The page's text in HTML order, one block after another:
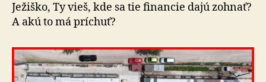
Ježiško, Ty vieš, kde sa tie financie dajú zohnať?
A akú to má príchuť?